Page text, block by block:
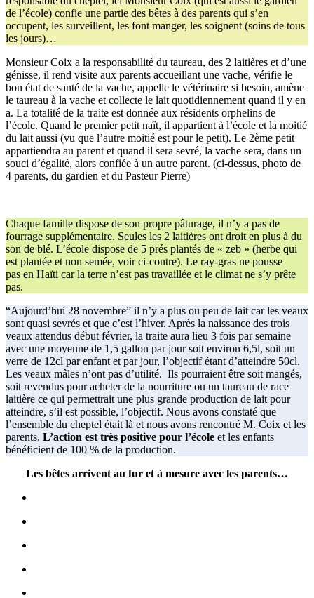
de l’école) confie une partie des bêtes à des parents qui s’en
occupent, les surveillent, les font manger, les soignent (soins de tous
les jours)…
Monsieur Coix a la responsabilité du taureau, des 2 laitières et d’une
génisse, il rend visite aux parents accueillant une vache, vérifie le
bon état de santé de la vache, appelle le vétérinaire si besoin, amène
le taureau à la vache et collecte le lait quotidiennement quand il y en
a. La totalité de la traite est donnée aux résidents orphelins de
l’école. Quand le premier petit naît, il appartient à l’école et la moitié
du lait aussi (vu que l’autre moitié est pour le petit). Le 2ème petit
appartiendra au parent et quand il sera sevré, la vache sera, dans un
souci d’égalité, alors confiée à un autre parent. (ci-dessus, photo de
4 parents, du gardien et du Pasteur Pierre)
Chaque famille dispose de son propre pâturage, il n’y a pas de
fourrage supplémentaire. Seules les 2 laitières ont droit en plus à du
son de blé. L’école dispose de 5 prés plantés de « zeb » (herbe qui
est plantée et non semée, voir ci-contre). Le ray-gras ne pousse
pas en Haïti car la terre n’est pas travaillée et le climat ne s’y prête
pas.
“Aujourd’hui 28 novembre” il n’y a plus ou peu de lait car les veaux
sont quasi sevrés et que c’est l’hiver. Après la naissance des trois
veaux attendus début février, la traite aura lieu 3 fois par semaine
avec une moyenne de 1,5 gallon par jour soit environ 6,5l, soit un
verre de 12cl par enfant et par jour, l’objectif étant d’atteindre 50cl.
Les veaux mâles n’ont pas d’utilité. Ils pourraient être soit mangés,
soit revendus pour acheter de la nourriture ou un taureau de race
laitière ce qui permettrait une plus grande production de lait pour
atteindre, s’il est possible, l’objectif. Nous avons constaté que
l’ensemble du cheptel était là et nous avons rencontré M. Coix et les
parents. L’action est très positive pour l’école et les enfants
bénéficient de 100 % de la production.
Les bêtes arrivent au fur et à mesure avec les parents…